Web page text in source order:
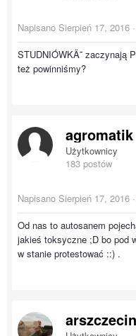
Napisano Sierpień 17, 2016 ·
STUDNIÓWKÄ˜ zaczynają
też powinniśmy?
agromatik
Użytkownicy
183 postów
Napisano Sierpień 17, 2016 ·
Od nas to autosanem
jakieś toksyczne ;D bo pod
w stanie protestować ::) .
arszczecin